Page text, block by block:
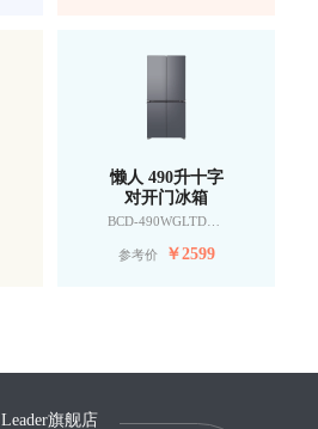
懒人 490升十字
对开门冰箱
BCD-490WGLTDD9G9U1
参考价 ￥2599
Leader旗舰店